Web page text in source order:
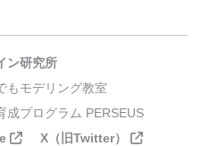
ン研究所
もモデリング教室
成プログラム PERSEUS
X（旧Twitter）